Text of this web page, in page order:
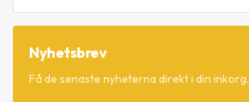
Nyhetsbrev
Få de senaste nyheterna direkt i din inkorg.